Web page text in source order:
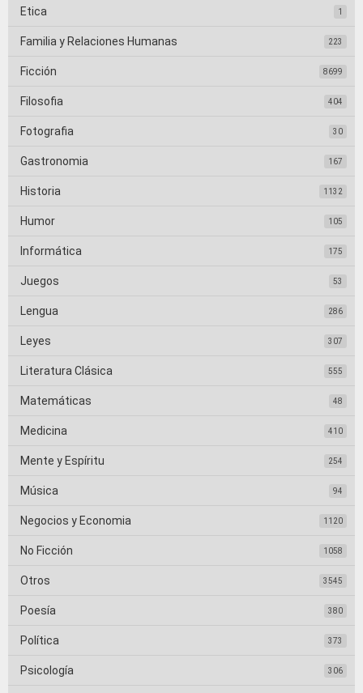
Etica 1
Familia y Relaciones Humanas 223
Ficción 8699
Filosofia 404
Fotografia 30
Gastronomia 167
Historia 1132
Humor 105
Informática 175
Juegos 53
Lengua 286
Leyes 307
Literatura Clásica 555
Matemáticas 48
Medicina 410
Mente y Espíritu 254
Música 94
Negocios y Economia 1120
No Ficción 1058
Otros 3545
Poesía 380
Política 373
Psicología 306